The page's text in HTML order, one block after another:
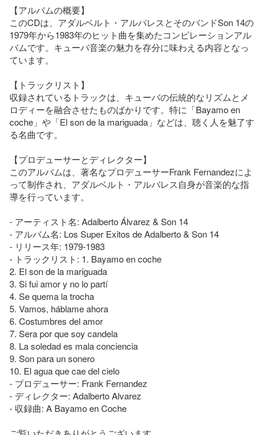
【アルバムの概要】
このCDは、アダルベルト・アルバレスとそのバンドSon 14の
1979年から1983年のヒット曲を集めたコンピレーションアル
バムです。キューバ音楽の魅力を存分に味わえる内容となっ
ています。
【トラックリスト】
収録されているトラックは、キューバの伝統的なリズムとメ
ロディーを融合させたものばかりです。特に「Bayamo en
coche」や「El son de la mariguada」などは、聴く人を魅了す
る名曲です。
【プロデューサーとディレクター】
このアルバムは、著名なプロデューサーFrank Fernandezによ
って制作され、アダルベルト・アルバレス自身が音楽的な指
導を行っています。
- アーティスト名: Adalberto Álvarez & Son 14
- アルバム名: Los Super Exitos de Adalberto & Son 14
- リリース年: 1979-1983
- トラックリスト: 1. Bayamo en coche
2. El son de la mariguada
3. Si fui amor y no lo partí
4. Se quema la trocha
5. Vamos, háblame ahora
6. Costumbres del amor
7. Sera por que soy candela
8. La soledad es mala conciencia
9. Son para un sonero
10. El agua que cae del cielo
- プロデューサー: Frank Fernandez
- ディレクター: Adalberto Alvarez
- 収録曲: A Bayamo en Coche